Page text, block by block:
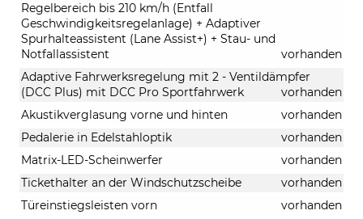
Regelbereich bis 210 km/h (Entfall
Geschwindigkeitsregelanlage) + Adaptiver
Spurhalteassistent (Lane Assist+) + Stau- und
Notfallassistent
vorhanden
Adaptive Fahrwerksregelung mit 2 - Ventildämpfer
(DCC Plus) mit DCC Pro Sportfahrwerk
vorhanden
Akustikverglasung vorne und hinten
vorhanden
Pedalerie in Edelstahloptik
vorhanden
Matrix-LED-Scheinwerfer
vorhanden
Tickethalter an der Windschutzscheibe
vorhanden
Türeinstiegsleisten vorn
vorhanden